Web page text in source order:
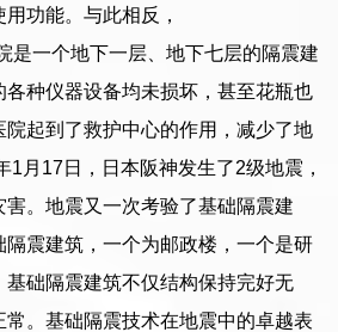
功能。与此相反，
是一个地下一层、地下七层的隔震建
种仪器设备均未损坏，甚至花瓶也
起到了救护中心的作用，减少了地
1月17日，日本阪神发生了2级地震，
。地震又一次考验了基础隔震建
震建筑，一个为邮政楼，一个是研
基础隔震建筑不仅结构保持完好无
。基础隔震技术在地震中的卓越表